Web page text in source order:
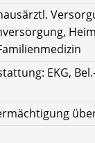
EKG,